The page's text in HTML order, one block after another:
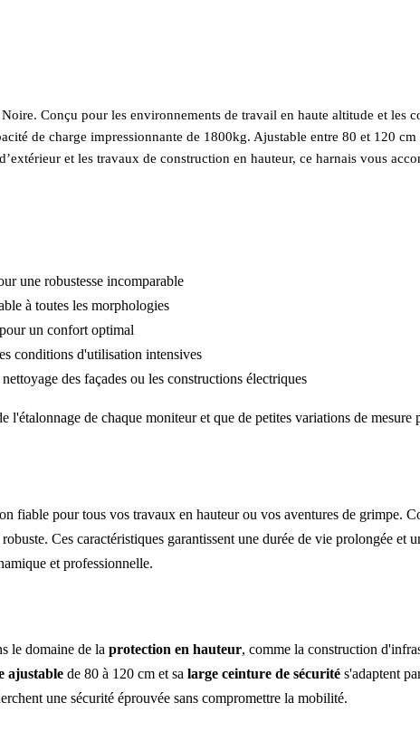
Conçu pour les environnements de travail en haute altitude et les
de charge impressionnante de 1800kg. Ajustable entre 80 et 120
et les travaux de construction en hauteur, ce harnais vous
une robustesse incomparable
à toutes les morphologies
un confort optimal
conditions d'utilisation intensives
des façades ou les constructions électriques
de chaque moniteur et que de petites variations de mesure
fiable pour tous vos travaux en hauteur ou vos aventures de grimpe.
robuste. Ces caractéristiques garantissent une durée de vie prolongée et
et professionnelle.
le domaine de la protection en hauteur, comme la construction
ajustable de 80 à 120 cm et sa large ceinture de sécurité s'adaptent
une sécurité éprouvée sans compromettre la mobilité.